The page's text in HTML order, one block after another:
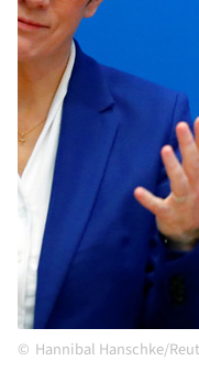
Hannibal Hanschke/